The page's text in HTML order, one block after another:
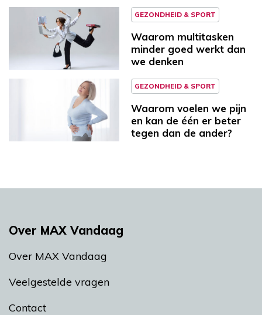
GEZONDHEID & SPORT
Waarom multitasken
minder goed werkt dan
we denken
GEZONDHEID & SPORT
Waarom voelen we pijn
en kan de één er beter
tegen dan de ander?
Over MAX Vandaag
Over MAX Vandaag
Veelgestelde vragen
Contact